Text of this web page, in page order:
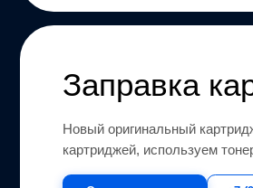
Заправка
Новый оригинальный
картриджей, используем